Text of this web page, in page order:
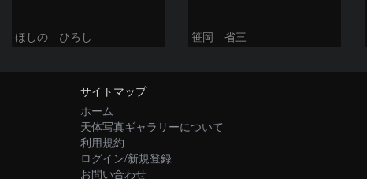
ほしの ひろし 笹岡 省三
サイトマップ
ホーム
天体写真ギャラリーについて
利用規約
ログイン/新規登録
お問い合わせ